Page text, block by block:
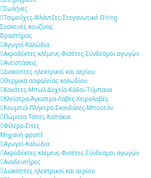
Σωλήνες
Τσιμούχες-Φλάντζες-Στεγανωτικά O'ring
Συσκευές κουζίνας
Βραστήρας
Αγωγοί-Καλώδια
Ακροδέκτες κλέμενς-Φισέτες-Σύνδεσμοι αγωγών
Αντιστάσεις
Διακόπτες ηλεκτρικοί και αερίου
Θερμικά ασφαλείας καλωδίου
Κανάτες-Μπωλ-Δοχεία-Κάδοι-Τύμπανα
Κλείστρα-Άγκιστρα-Λαβές-Χειρολαβές
Κουμπιά-Πλήκτρα-Σκανδάλες-Μπουτόν
Πώματα-Τάπες-Καπάκια
Φίλτρα-Σίτες
Μηχανή φραπέ
Αγωγοί-Καλώδια
Ακροδέκτες κλέμενς-Φισέτες-Σύνδεσμοι αγωγών
Αναδευτήρες
Διακόπτες ηλεκτρικοί και αερίου